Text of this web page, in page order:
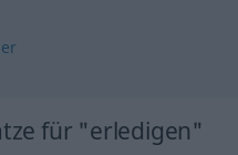
für "erledigen"